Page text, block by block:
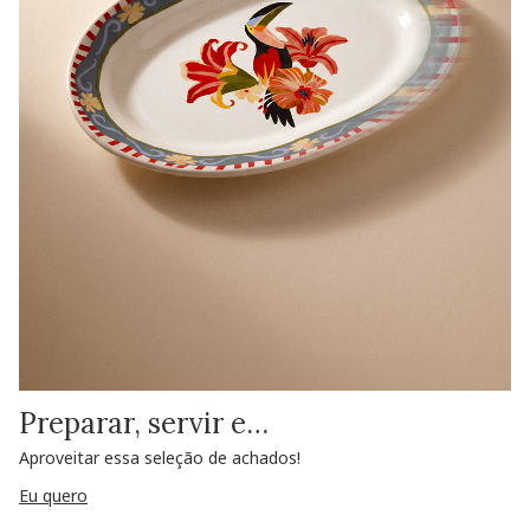
Preparar, servir e…
Aproveitar essa seleção de achados!
Eu quero